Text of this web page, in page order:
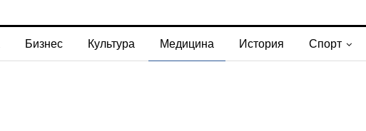
Бизнес Культура Медицина История Спорт